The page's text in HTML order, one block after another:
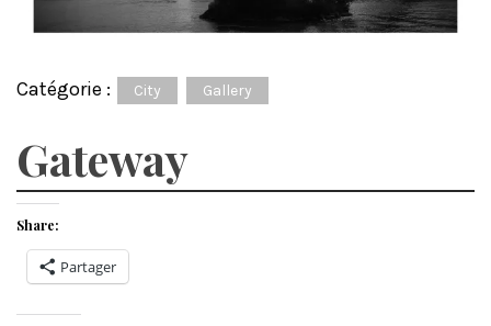
Catégorie : City Gallery
Gateway
Share:
Partager